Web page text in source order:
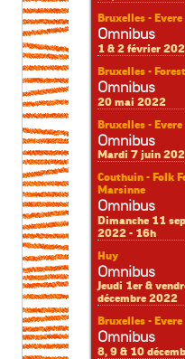
Bruxelles - Evere
Omnibus
1 & 2 février
Bruxelles - Forest
Omnibus
20 mai 2022
Bruxelles - Evere
Omnibus
Mardi 7 juin
Couthuin - Folk
Marsinne
Omnibus
Dimanche 11
2022 - 16h
Huy
Omnibus
Jeudi 1er &
décembre 2022
Bruxelles - Evere
Omnibus
8, 9 & 10